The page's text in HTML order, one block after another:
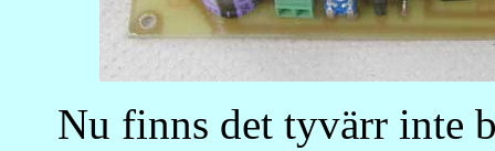
Nu finns det tyvärr inte